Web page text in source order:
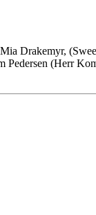
Drakemyr,
(Herr